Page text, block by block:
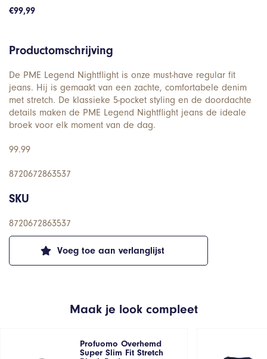
€99,99
Voeg toe aan verlanglijst
Productomschrijving
De PME Legend Nightflight is onze must-have regular fit
jeans. Hij is gemaakt van een zachte, comfortabele denim
met stretch. De klassieke 5-pocket styling en de doordachte
details maken de PME Legend Nightflight jeans de ideale
broek voor elk moment van de dag.
99.99
8720672863537
SKU
8720672863537
Maak je look compleet
Profuomo Overhemd
Super Slim Fit Stretch